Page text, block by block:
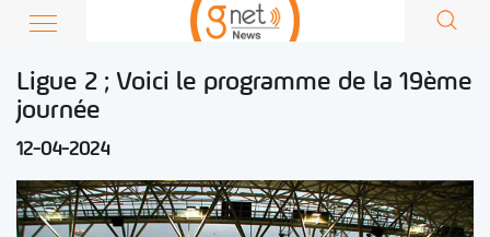
Ligue 2 ; Voici le programme de la 19ème
journée
12-04-2024